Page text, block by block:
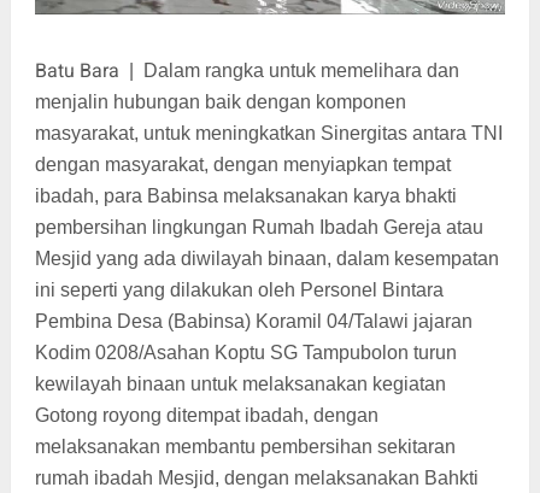
Batu Bara
Dalam rangka untuk memelihara dan
menjalin hubungan baik dengan komponen
masyarakat, untuk meningkatkan Sinergitas antara TNI
dengan masyarakat, dengan menyiapkan tempat
ibadah, para Babinsa melaksanakan karya bhakti
pembersihan lingkungan Rumah Ibadah Gereja atau
Mesjid yang ada diwilayah binaan, dalam kesempatan
ini seperti yang dilakukan oleh Personel Bintara
Pembina Desa (Babinsa) Koramil 04/Talawi jajaran
Kodim 0208/Asahan Koptu SG Tampubolon turun
kewilayah binaan untuk melaksanakan kegiatan
Gotong royong ditempat ibadah, dengan
melaksanakan membantu pembersihan sekitaran
rumah ibadah Mesjid, dengan melaksanakan Bahkti